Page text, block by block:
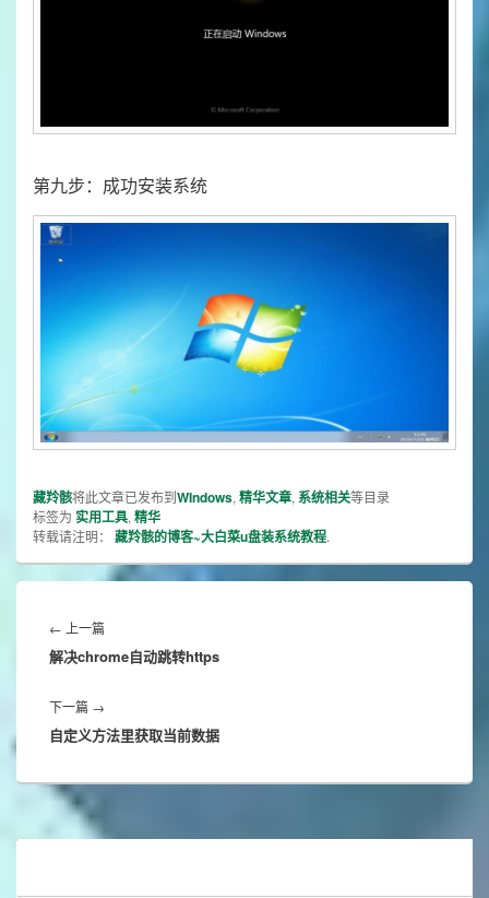
第九步：成功安装系统
藏羚骸将此文章已发布到WIndows, 精华文章, 系统相关等目录
标签为 实用工具, 精华
转载请注明： 藏羚骸的博客~大白菜u盘装系统教程.
章
导
← 上一篇Previous
post:
解决chrome自动跳转https
下一篇 →
post:
自定义方法里获取当前数据